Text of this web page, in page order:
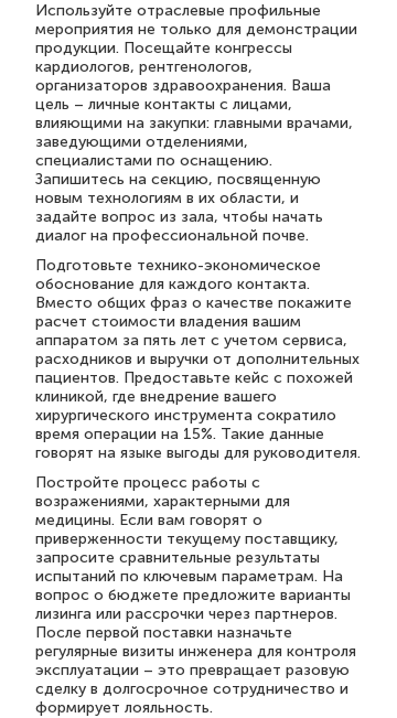
Используйте отраслевые профильные
мероприятия не только для демонстрации
продукции. Посещайте конгрессы
кардиологов, рентгенологов,
организаторов здравоохранения. Ваша
цель – личные контакты с лицами,
влияющими на закупки: главными врачами,
заведующими отделениями,
специалистами по оснащению.
Запишитесь на секцию, посвященную
новым технологиям в их области, и
задайте вопрос из зала, чтобы начать
диалог на профессиональной почве.
Подготовьте технико-экономическое
обоснование для каждого контакта.
Вместо общих фраз о качестве покажите
расчет стоимости владения вашим
аппаратом за пять лет с учетом сервиса,
расходников и выручки от дополнительных
пациентов. Предоставьте кейс с похожей
клиникой, где внедрение вашего
хирургического инструмента сократило
время операции на 15%. Такие данные
говорят на языке выгоды для руководителя.
Постройте процесс работы с
возражениями, характерными для
медицины. Если вам говорят о
приверженности текущему поставщику,
запросите сравнительные результаты
испытаний по ключевым параметрам. На
вопрос о бюджете предложите варианты
лизинга или рассрочки через партнеров.
После первой поставки назначьте
регулярные визиты инженера для контроля
эксплуатации – это превращает разовую
сделку в долгосрочное сотрудничество и
формирует лояльность.